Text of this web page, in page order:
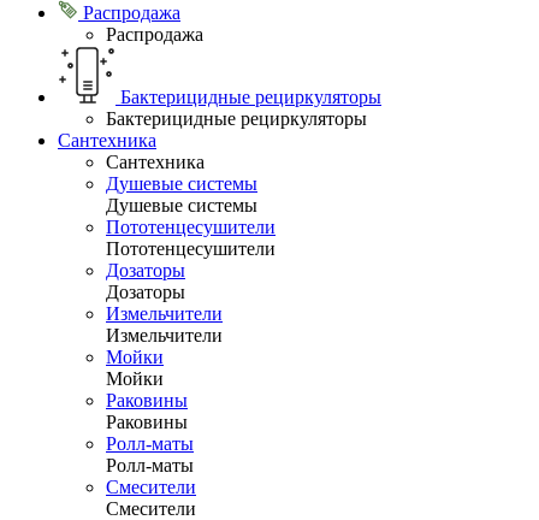
Распродажа
Распродажа
Бактерицидные рециркуляторы
Бактерицидные рециркуляторы
Сантехника
Сантехника
Душевые системы
Душевые системы
Пототенцесушители
Пототенцесушители
Дозаторы
Дозаторы
Измельчители
Измельчители
Мойки
Мойки
Раковины
Раковины
Ролл-маты
Ролл-маты
Смесители
Смесители